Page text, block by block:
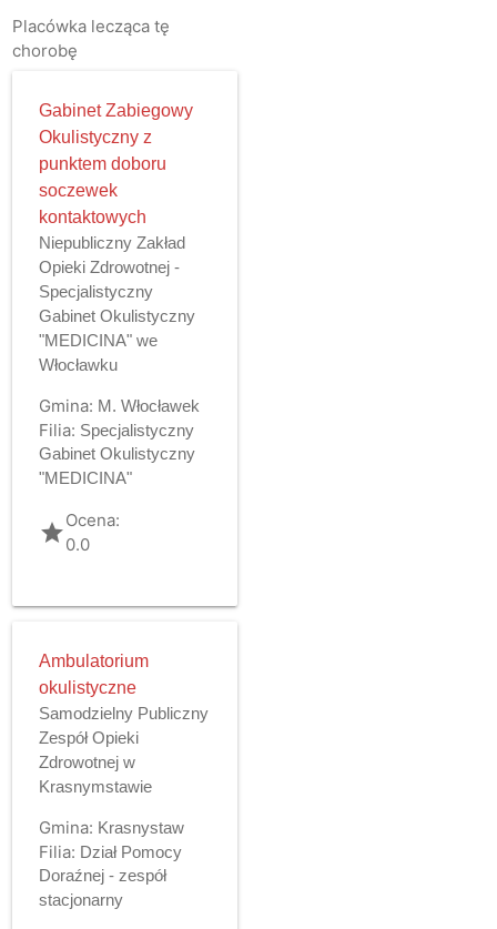
Placówka lecząca tę
chorobę
Gabinet Zabiegowy
Okulistyczny z
punktem doboru
soczewek
kontaktowych
Niepubliczny Zakład
Opieki Zdrowotnej -
Specjalistyczny
Gabinet Okulistyczny
"MEDICINA" we
Włocławku
Gmina: M. Włocławek
Filia: Specjalistyczny
Gabinet Okulistyczny
"MEDICINA"
gradeOcena:
0.0
Ambulatorium
okulistyczne
Samodzielny Publiczny
Zespół Opieki
Zdrowotnej w
Krasnymstawie
Gmina: Krasnystaw
Filia: Dział Pomocy
Doraźnej - zespół
stacjonarny